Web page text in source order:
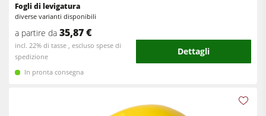
Bricchettatrici
Presse a caldo & presse a vuoto
Aspiratori ad aria normale
Fogli di levigatura
diverse varianti disponibili
a partire da 35,87 €
incl. 22% di tasse , escluso spese di
spedizione
Dettagli
In pronta consegna